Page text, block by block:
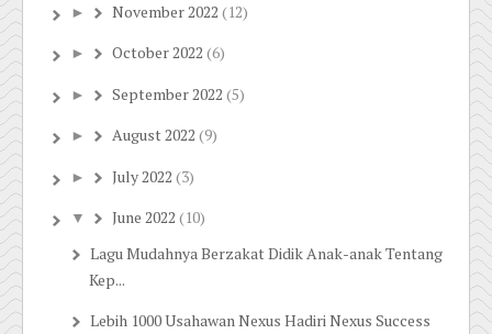
► November 2022 (12)
► October 2022 (6)
► September 2022 (5)
► August 2022 (9)
► July 2022 (3)
▼ June 2022 (10)
Lagu Mudahnya Berzakat Didik Anak-anak Tentang
Kep...
Lebih 1000 Usahawan Nexus Hadiri Nexus Success